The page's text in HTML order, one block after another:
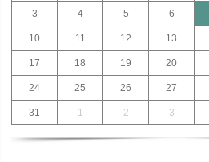
3 4 5 6
10 11 12 13
17 18 19 20
24 25 26 27
31 1 2 3